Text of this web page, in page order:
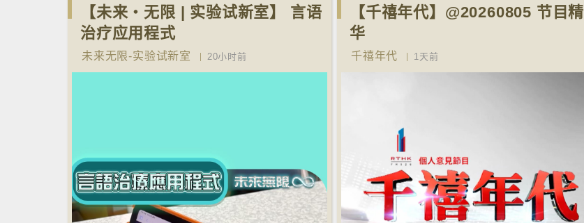
【未来‧无限 | 实验试新室】 言语
治疗应用程式
未来无限-实验试新室 20小时前
【千禧年代】@20260805 节目精
华
千禧年代 1天前